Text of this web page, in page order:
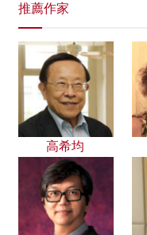
推薦作家
高希均